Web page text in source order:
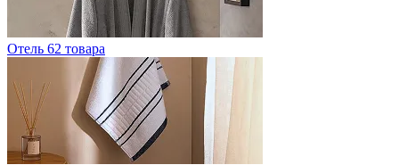
Отель 62 товара